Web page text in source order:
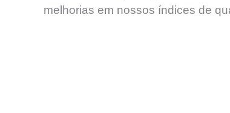
melhorias em nossos índices de